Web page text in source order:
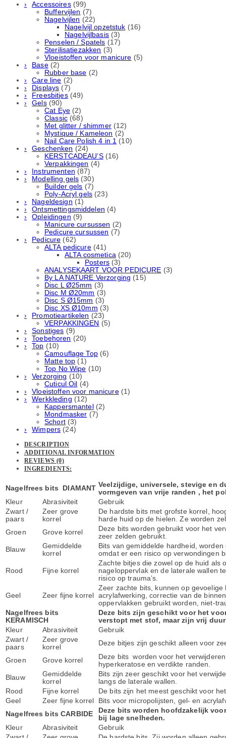
Accessoires (99)
Buffervijlen (7)
Nagelvijlen (22)
Nagelvijl opzetstuk (16)
Nagelvijlbasis (3)
Penselen / Spatels (17)
Sterilisatiezakken (3)
Vloeistoffen voor manicure (5)
Base (2)
Rubber basе (2)
Care line (2)
Displays (7)
Freesbitjes (49)
Gels (90)
Cat Eye (2)
Classic (68)
Met glitter / shimmer (12)
Mystique / Kameleon (2)
Nail Care Polish 4 in 1 (10)
Geschenken (24)
KERSTCADEAU’S (16)
Verpakkingen (4)
Instrumenten (87)
Modelling gels (30)
Builder gels (7)
Poly-Acryl gels (23)
Nageldesign (1)
Ontsmettingsmiddelen (4)
Opleidingen (9)
Manicure cursussen (2)
Pedicure cursussen (7)
Pedicure (62)
ALTA pedicure (41)
ALTA cosmetica (20)
Posters (3)
ANALYSEKAART VOOR PEDICURE (3)
By LA NATURE Verzorging (15)
Disc L Ø25mm (3)
Disc M Ø20mm (3)
Disc S Ø15mm (3)
Disc XS Ø10mm (3)
Promotieartikelen (23)
VERPAKKINGEN (5)
Sonstiges (9)
Toebehoren (20)
Top (10)
Camouflage Top (6)
Matte top (1)
Top No Wipe (10)
Verzorging (10)
Cuticul Oil (4)
Vloeistoffen voor manicure (1)
Werkkleding (12)
Kappersmantel (2)
Mondmasker (7)
Schort (3)
Wimpers (24)
DESCRIPTION
ADDITIONAL INFORMATION
REVIEWS (0)
INGREDIENTS:
Nagelfrees bits DIAMANT Veelzijdige, universele, stevige en
vormgeven van vrije randen , het
Kleur
Abrasiviteit
Gebruik
Zwart /
paars
Zeer grove
korrel
De hardste bits met grofste korrel,
harde huid op de hielen. Ze worden
Groen
Grove korrel
Deze bits worden gebruikt voor het
zeer zelden gebruikt.
Blauw
Gemiddelde
korrel
Bits van gemiddelde hardheid,
omdat er een risico op verwondingen
Rood Fijne korrel
Zachte bitjes die zowel op de huid als
nageloppervlak en de laterale wallen
risico op trauma’s.
Geel Zeer fijne korrel
Zeer zachte bits, kunnen op
acrylafwerking, correctie van de
oppervlakken gebruikt worden, niet-
Nagelfrees bits
KERAMISCH
Deze bits zijn geschikt voor het
verstopt met stof, maar zijn vrij
Kleur
Abrasiviteit
Gebruik
Zwart /
paars
Zeer grove
korrel
Deze bitjes zijn geschikt alleen voor
Groen Grove korrel
Deze bits worden voor het
hyperkeratose en verdikte randen.
Blauw
Gemiddelde
korrel
Bits zijn zeer geschikt voor het
langs de laterale wallen.
Rood
Fijne korrel
De bits zijn het meest geschikt voor
Geel
Zeer fijne korrel
Bits voor micropolijsten, gel- en
Nagelfrees bits CARBIDE
Deze bits worden hoofdzakelijk
bij lage snelheden.
Kleur
Abrasiviteit
Gebruik